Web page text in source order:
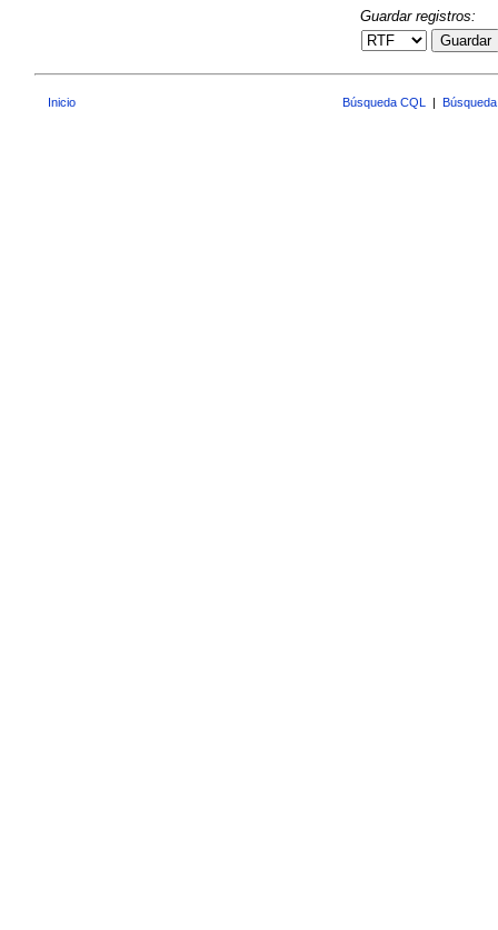
Guardar registros:
Guardar
Inicio Búsqueda CQL